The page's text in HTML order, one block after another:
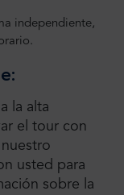
independiente,
la alta
el tour con
usted para
sobre la